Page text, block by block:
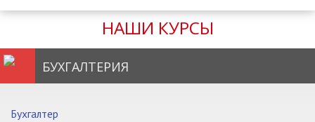
НАШИ КУРСЫ
БУХГАЛТЕРИЯ
Бухгалтер